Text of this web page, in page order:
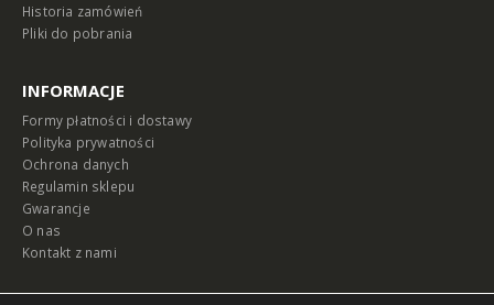
Historia zamówień
Pliki do pobrania
INFORMACJE
Formy płatności i dostawy
Polityka prywatności
Ochrona danych
Regulamin sklepu
Gwarancje
O nas
Kontakt z nami